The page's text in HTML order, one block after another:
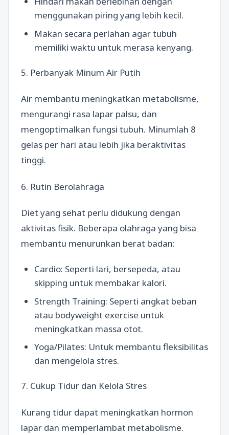
menggunakan piring yang lebih kecil.
Makan secara perlahan agar tubuh
memiliki waktu untuk merasa kenyang.
5. Perbanyak Minum Air Putih
Air membantu meningkatkan metabolisme,
mengurangi rasa lapar palsu, dan
mengoptimalkan fungsi tubuh. Minumlah 8
gelas per hari atau lebih jika beraktivitas
tinggi.
6. Rutin Berolahraga
Diet yang sehat perlu didukung dengan
aktivitas fisik. Beberapa olahraga yang bisa
membantu menurunkan berat badan:
Cardio: Seperti lari, bersepeda, atau
skipping untuk membakar kalori.
Strength Training: Seperti angkat beban
atau bodyweight exercise untuk
meningkatkan massa otot.
Yoga/Pilates: Untuk membantu fleksibilitas
dan mengelola stres.
7. Cukup Tidur dan Kelola Stres
Kurang tidur dapat meningkatkan hormon
lapar dan memperlambat metabolisme.